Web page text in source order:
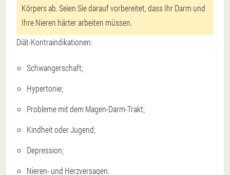
Körpers ab. Seien Sie darauf vorbereitet, dass Ihr Darm und
Ihre Nieren härter arbeiten müssen.
Diät-Kontraindikationen:
Schwangerschaft;
Hypertonie;
Probleme mit dem Magen-Darm-Trakt;
Kindheit oder Jugend;
Depression;
Nieren- und Herzversagen.